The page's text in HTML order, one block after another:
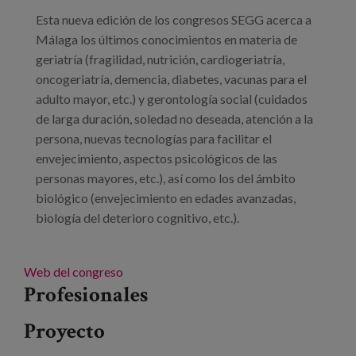
Esta nueva edición de los congresos SEGG acerca a
Málaga los últimos conocimientos en materia de
geriatría (fragilidad, nutrición, cardiogeriatría,
oncogeriatría, demencia, diabetes, vacunas para el
adulto mayor, etc.) y gerontología social (cuidados
de larga duración, soledad no deseada, atención a la
persona, nuevas tecnologías para facilitar el
envejecimiento, aspectos psicológicos de las
personas mayores, etc.), así como los del ámbito
biológico (envejecimiento en edades avanzadas,
biología del deterioro cognitivo, etc.).
Web del congreso
Profesionales
Proyecto